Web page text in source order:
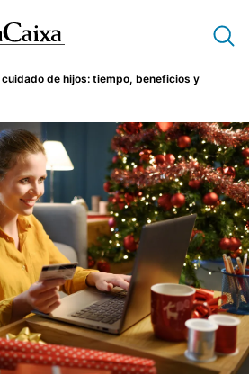
contenido principal
de hijos: tiempo, beneficios y